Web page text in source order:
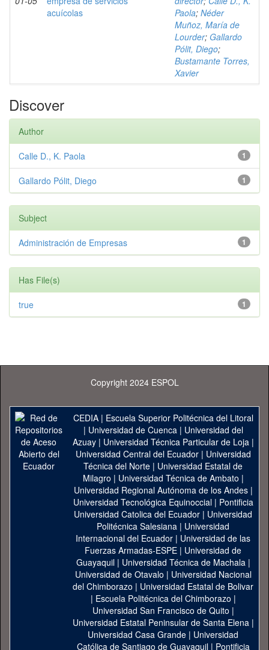
acuícolas
Paola; Néder
Muñoz, María de
Lourder; Gallardo
Pólit, Diego;
Bustamante Torres,
Xavier
Discover
Author
1
Calle D., K. Paola
1
Gallardo Pólit, Diego
Subject
1
Administración de Empresas
Has File(s)
1
true
Copyright 2024 ESPOL
CEDIA| Escuela Superior Politécnica del Litoral
| Universidad de Cuenca| Universidad del
Azuay| Universidad Técnica Particular de Loja|
Universidad Central del Ecuador| Universidad
Técnica del Norte | Universidad Estatal de
Milagro | Universidad Técnica de Ambato |
Universidad Regional Autónoma de los Andes|
Universidad Tecnológica Equinoccial| Pontificia
Universidad Catolica del Ecuador | Universidad
Politécnica Salesiana | Universidad
Internacional del Ecuador | Universidad de las
Fuerzas Armadas-ESPE | Universidad de
Guayaquil| Universidad Técnica de Machala|
Universidad de Otavalo | Universidad Nacional
del Chimborazo | Universidad Estatal de Bolivar
| Escuela Politécnica del Chimborazo |
Universidad San Francisco de Quito |
Universidad Estatal Peninsular de Santa Elena|
Universidad Casa Grande | Universidad
Católica de Santiago de Guayaquil| Pontificia